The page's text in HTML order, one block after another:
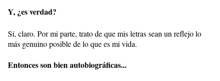
Y, ¿es verdad?
Sí, claro. Por mi parte, trato de que mis letras sean un reflejo lo
más genuino posible de lo que es mi vida.
Entonces son bien autobiográficas...